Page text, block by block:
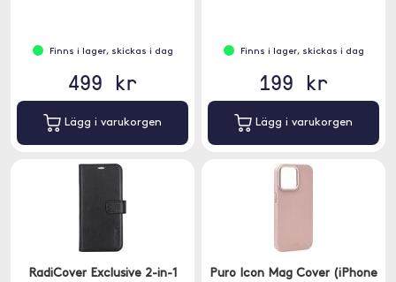
Finns i lager, skickas i dag
499 kr
Lägg i varukorgen
Finns i lager, skickas i dag
199 kr
Lägg i varukorgen
RadiCover Exclusive 2-in-1
Puro Icon Mag Cover (iPhone